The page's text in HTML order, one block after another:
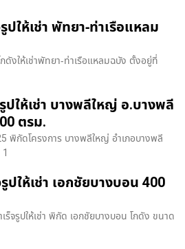
ปให้เช่า พัทยา-ท่าเรือแหลม
งให้เช่าพัทยา-ท่าเรือแหลมฉบัง ตั้งอยู่ที่
ปให้เช่า บางพลีใหญ่ อ.บางพลี
ตรม.
พิกัดโครงการ บางพลีใหญ่ อำเภอบางพลี
ปให้เช่า เอกชัยบางบอน 400
ร็จรูปให้เช่า พิกัด เอกชัยบางบอน โกดัง ขนาด